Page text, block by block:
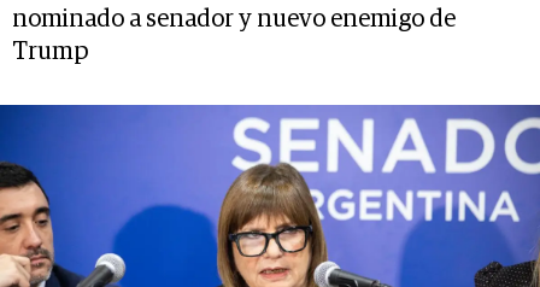
nominado a senador y nuevo enemigo de
Trump